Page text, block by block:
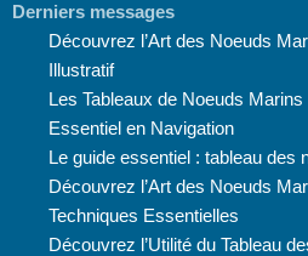
Derniers messages
Découvrez l’Art des Noeuds
Illustratif
Les Tableaux de Noeuds
Essentiel en Navigation
Le guide essentiel : tableau des
Découvrez l’Art des Noeuds
Techniques Essentielles
Découvrez l’Utilité du Tableau